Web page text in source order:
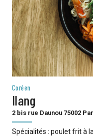
Coréen
Ilang
2 bis rue Daunou 75002
Spécialités : poulet frit à